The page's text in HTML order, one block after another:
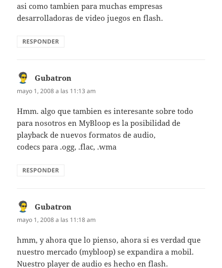
asi como tambien para muchas empresas
desarrolladoras de video juegos en flash.
RESPONDER
Gubatron
mayo 1, 2008 a las 11:13 am
Hmm. algo que tambien es interesante sobre todo
para nosotros en MyBloop es la posibilidad de
playback de nuevos formatos de audio,
codecs para .ogg, .flac, .wma
RESPONDER
Gubatron
mayo 1, 2008 a las 11:18 am
hmm, y ahora que lo pienso, ahora si es verdad que
nuestro mercado (mybloop) se expandira a mobil.
Nuestro player de audio es hecho en flash.